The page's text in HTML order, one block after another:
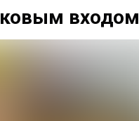
входом